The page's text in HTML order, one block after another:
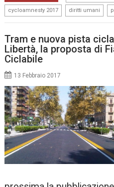
cycloamnesty 2017 diritti umani
Tram e nuova pista
Libertà, la proposta di
Ciclabile
13 Febbraio 2017